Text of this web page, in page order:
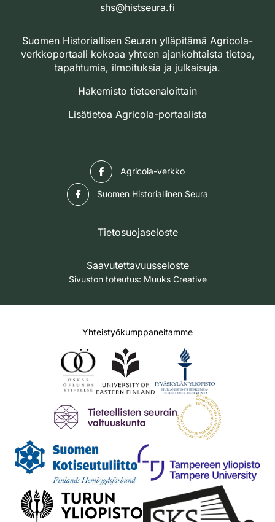
shs@histseura.fi
Suomen Historiallisen Seuran ylläpitämä Agricola-
verkkoportaali kokoaa yhteen ajankohtaista tietoa,
tapahtumia, ilmoituksia ja julkaisuja.
Hakemisto tieteenaloittain
Lisätietoa Agricola-portaalista
Agricola-verkko
Suomen Historiallinen Seura
Tietosuojaseloste
Saavutettavuusseloste
Sivuston toteutus: Muuks Creative
Yhteistyökumppaneitamme